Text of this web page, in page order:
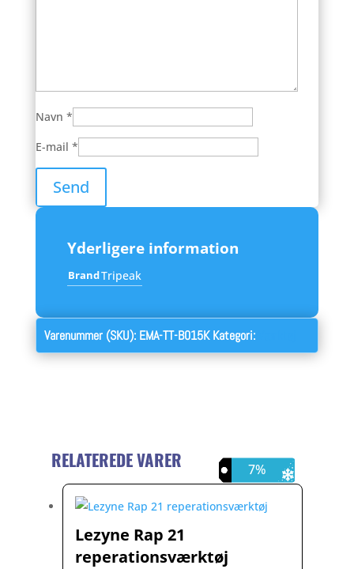
Navn *
E-mail *
Yderligere information
BrandTripeak
Varenummer (SKU): EMA-TT-B015K Kategori:
RELATEREDE VARER 67%
Lezyne Rap 21
reperationsværktøj
7%
7%